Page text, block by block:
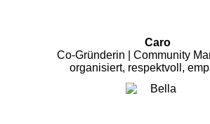
Caro
Co-Gründerin | Community
organisiert, respektvoll,